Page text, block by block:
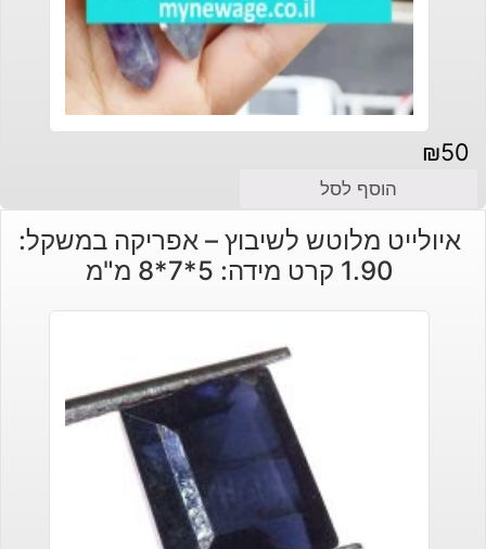
₪50
הוסף לסל
איולייט מלוטש לשיבוץ – אפריקה במשקל:
1.90 קרט מידה: 5*7*8 מ"מ